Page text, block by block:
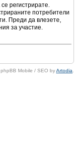
регистрирате.
потребители
Преди да влезете,
за участие.
phpBB Mobile / SEO byArtodia